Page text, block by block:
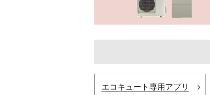
エコキュート専用アプリ